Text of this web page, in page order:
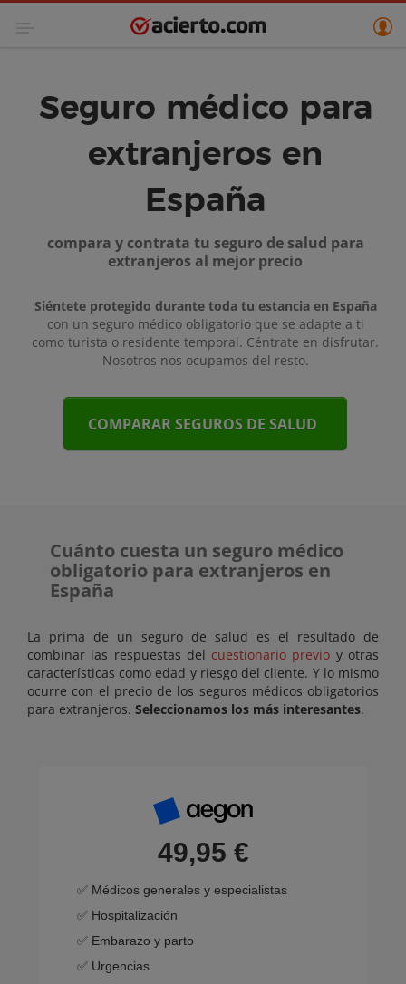
Seguro médico para
extranjeros en
España
compara y contrata tu seguro de salud para
extranjeros al mejor precio
Siéntete protegido durante toda tu estancia en España
con un seguro médico obligatorio que se adapte a ti
como turista o residente temporal. Céntrate en disfrutar.
Nosotros nos ocupamos del resto.
COMPARAR SEGUROS DE SALUD
Cuánto cuesta un seguro médico
obligatorio para extranjeros en
España
La prima de un seguro de salud es el resultado de
combinar las respuestas del cuestionario previo y otras
características como edad y riesgo del cliente. Y lo mismo
ocurre con el precio de los seguros médicos obligatorios
para extranjeros. Seleccionamos los más interesantes.
49,95 €
✅ Médicos generales y especialistas
✅ Hospitalización
✅ Embarazo y parto
✅ Urgencias